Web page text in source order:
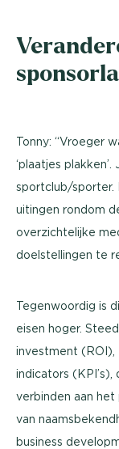
Tonny: “Vroeger
‘plaatjes
sportclub/sporter.
uitingen rondom
overzichtelijke
doelstellingen te
Tegenwoordig is
eisen hoger.
investment (ROI),
indicators
verbinden aan
van
business